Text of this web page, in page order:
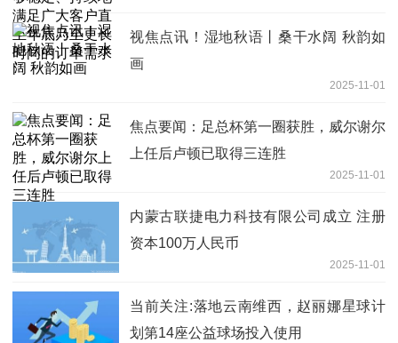
视焦点讯！湿地秋语丨桑干水阔 秋韵如
画
2025-11-01
焦点要闻：足总杯第一圈获胜，威尔谢尔
上任后卢顿已取得三连胜
2025-11-01
内蒙古联捷电力科技有限公司成立 注册
资本100万人民币
2025-11-01
当前关注:落地云南维西，赵丽娜星球计
划第14座公益球场投入使用